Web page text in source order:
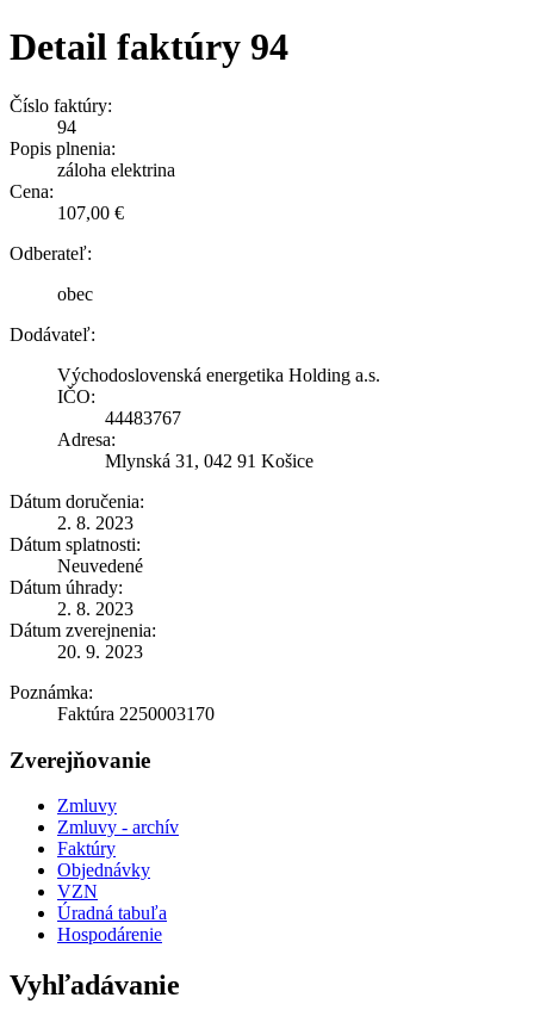
Detail faktúry 94
Číslo faktúry:
94
Popis plnenia:
záloha elektrina
Cena:
107,00 €
Odberateľ:
obec
Dodávateľ:
Východoslovenská energetika Holding a.s.
IČO:
44483767
Adresa:
Mlynská 31, 042 91 Košice
Dátum doručenia:
2. 8. 2023
Dátum splatnosti:
Neuvedené
Dátum úhrady:
2. 8. 2023
Dátum zverejnenia:
20. 9. 2023
Poznámka:
Faktúra 2250003170
Zverejňovanie
Zmluvy
Zmluvy - archív
Faktúry
Objednávky
VZN
Úradná tabuľa
Hospodárenie
Vyhľadávanie